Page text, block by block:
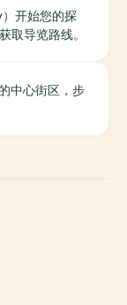
开始您的探
取导览路线。
中心街区，步